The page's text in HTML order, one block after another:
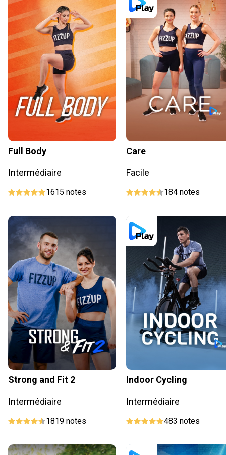
Full Body
Intermédiaire
1615 notes
Care
Facile
184 notes
Strong and Fit 2
Intermédiaire
1819 notes
Indoor Cycling
Intermédiaire
483 notes